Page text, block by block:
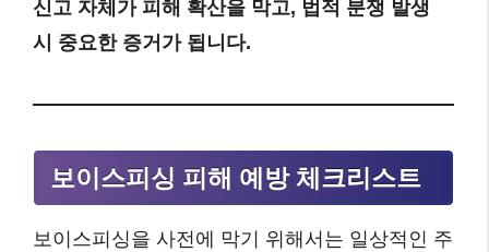
신고 자체가 피해 확산을 막고, 법적 분쟁 발생
시 중요한 증거가 됩니다.
보이스피싱 피해 예방 체크리스트
보이스피싱을 사전에 막기 위해서는 일상적인 주